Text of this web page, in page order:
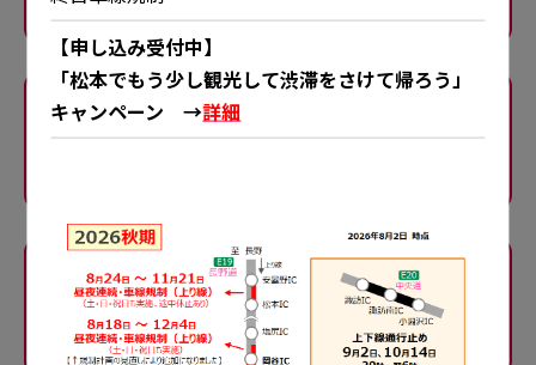
E20
一宮御坂IC～大月JCT
E20 中央道
大月IC～上野原IC
規制内容
【申し込み受付中】
「松本でもう少し観光して渋滞をさけて帰ろう」
キャンペーン →詳細